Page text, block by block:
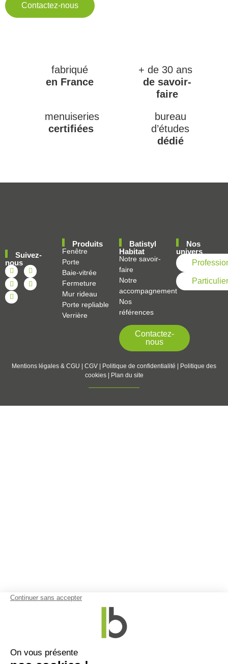
Contactez-nous
fabriqué
en France
+ de 30 ans
de savoir-
faire
menuiseries
certifiées
bureau
d’études
dédié
Suivez-
nous
Produits
Fenêtre
Porte
Baie-vitrée
Fermeture
Mur rideau
Porte repliable
Verrière
Batistyl
Habitat
Notre savoir-
faire
Notre
accompagnement
Nos
références
Contactez-
nous
Nos
univers
Mentions légales & CGU CGV Politique de confidentialité
Politique des
cookies| Plan du site